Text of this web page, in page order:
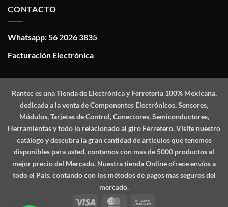
CONTACTO
Whatsapp: 56 2026 3835
Facturación Electrónica
Ranteces una Tienda de Electrónica y Ferretería 100% Mexicana,
dedicada a la venta de Componentes Electrónicos, Sensores,
Módulos, Tarjetas de Control, Conectores, Semiconductores,
Herramientas y todo lo relacionado al giro Ferretero. Visite nuestro
catálogo y descubra la gran cantidad de artículos que tenemos
disponibles para usted, contamos con mas de 5000 productos al
mejor precio del Mercado. Nuestra tienda Online ofrece envíos a
todo el País, contando con los métodos de pagos mas seguros del
mercado.
Visa
MasterCard